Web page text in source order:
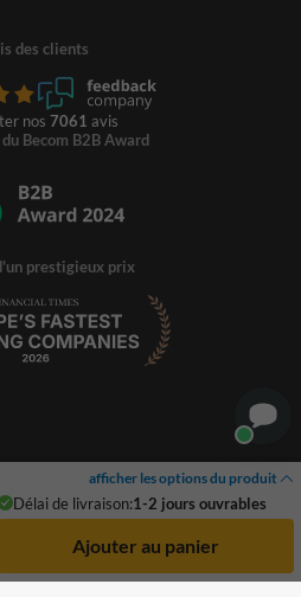
afficher les options du produit
Délai de livraison:1-2 jours ouvrables
des clients
nos 7061 avis
Becom B2B Award
prestigieux prix
Tous droits réservés.